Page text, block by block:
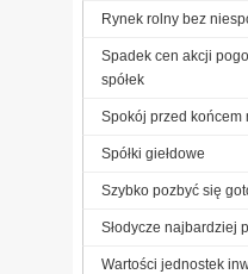
Rynek rolny bez
Spadek cen akcji
spółek
Spokój przed końcem
Spółki giełdowe
Szybko pozbyć się
Słodycze najbardziej
Wartości jednostek